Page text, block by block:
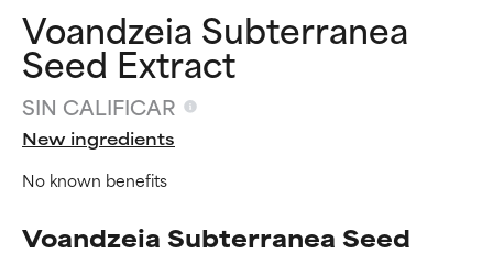
Voandzeia Subterranea
Seed Extract
SIN CALIFICAR
New ingredients
No known benefits
Voandzeia Subterranea Seed